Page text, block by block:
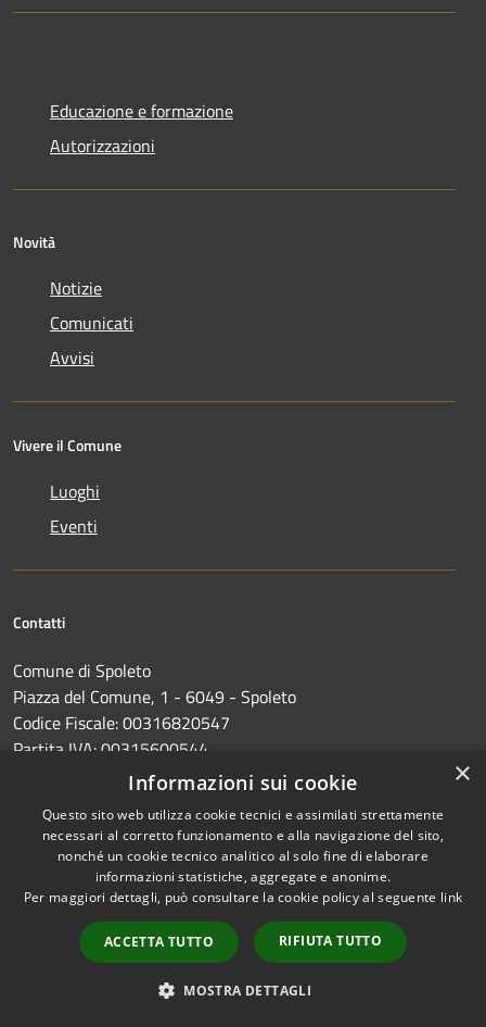
Educazione e formazione
Autorizzazioni
Novità
Notizie
Comunicati
Avvisi
Vivere il Comune
Luoghi
Eventi
Contatti
Comune di Spoleto
Piazza del Comune, 1 - 6049 - Spoleto
Codice Fiscale: 00316820547
Partita IVA: 00315600544
IBAN: IT 11 C 03440 21800 000000012038
PEC:comune.spoleto@postacert.umbria.it
Centralino Unico: 0743 2181
Prenotazione appuntamento
×
Informazioni sui cookie
Questo sito web utilizza cookie tecnici e assimilati strettamente
necessari al corretto funzionamento e alla navigazione del sito,
nonché un cookie tecnico analitico al solo fine di elaborare
informazioni statistiche, aggregate e anonime.
Per maggiori dettagli, può consultare la cookie policy al seguente link
ACCETTA TUTTO RIFIUTA TUTTO
MOSTRA DETTAGLI